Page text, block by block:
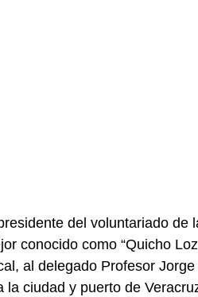
del voluntariado de
conocido como “Quicho
al delegado Profesor
la ciudad y puerto de